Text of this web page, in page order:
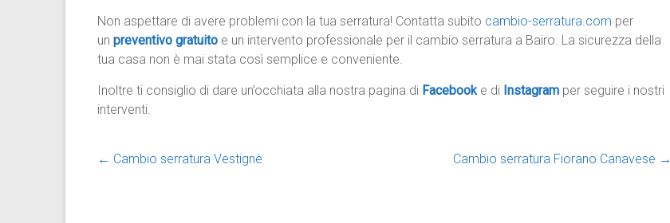
Non aspettare di avere problemi con la tua serratura! Contatta subito cambio-serratura.com per
un preventivo gratuito e un intervento professionale per il cambio serratura a Bairo. La sicurezza della
tua casa non è mai stata così semplice e conveniente.
Inoltre ti consiglio di dare un’occhiata alla nostra pagina di Facebook e di Instagram per seguire i nostri
interventi.
← Cambio serratura Vestignè Cambio serratura Fiorano Canavese →